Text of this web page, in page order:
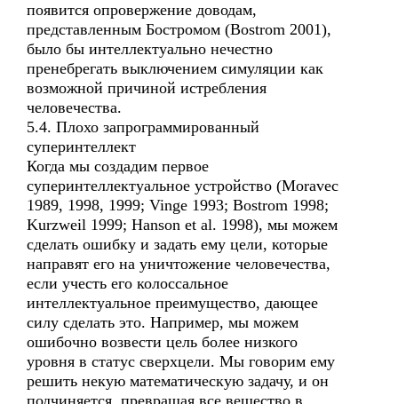
появится опровержение доводам,
представленным Бостромом (Bostrom 2001),
было бы интеллектуально нечестно
пренебрегать выключением симуляции как
возможной причиной истребления
человечества.
5.4. Плохо запрограммированный
суперинтеллект
Когда мы создадим первое
суперинтеллектуальное устройство (Moravec
1989, 1998, 1999; Vinge 1993; Bostrom 1998;
Kurzweil 1999; Hanson et al. 1998), мы можем
сделать ошибку и задать ему цели, которые
направят его на уничтожение человечества,
если учесть его колоссальное
интеллектуальное преимущество, дающее
силу сделать это. Например, мы можем
ошибочно возвести цель более низкого
уровня в статус сверхцели. Мы говорим ему
решить некую математическую задачу, и он
подчиняется, превращая все вещество в